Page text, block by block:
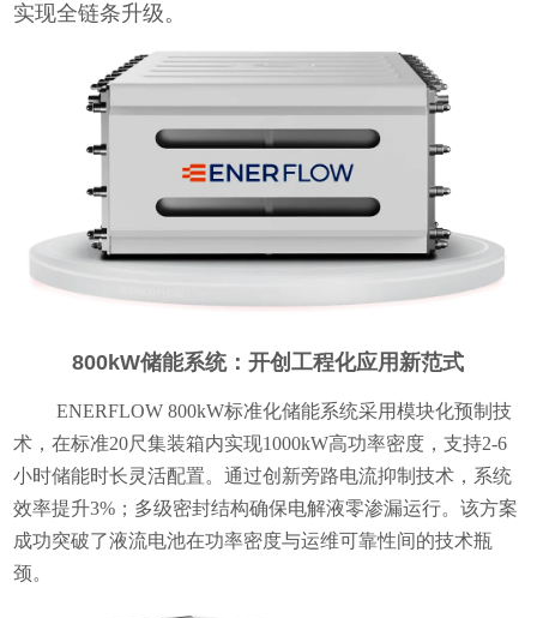
实现全链条升级。
800kW储能系统：开创工程化应用新范式
ENERFLOW 800kW标准化储能系统采用模块化预制技
术，在标准20尺集装箱内实现1000kW高功率密度，支持2-6
小时储能时长灵活配置。通过创新旁路电流抑制技术，系统
效率提升3%；多级密封结构确保电解液零渗漏运行。该方案
成功突破了液流电池在功率密度与运维可靠性间的技术瓶
颈。